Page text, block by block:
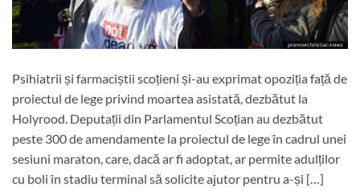
Psihiatrii și farmaciștii scoțieni și-au exprimat opoziția față de
proiectul de lege privind moartea asistată, dezbătut la
Holyrood. Deputații din Parlamentul Scoțian au dezbătut
peste 300 de amendamente la proiectul de lege în cadrul unei
sesiuni maraton, care, dacă ar fi adoptat, ar permite adulților
cu boli în stadiu terminal să solicite ajutor pentru a-și […]